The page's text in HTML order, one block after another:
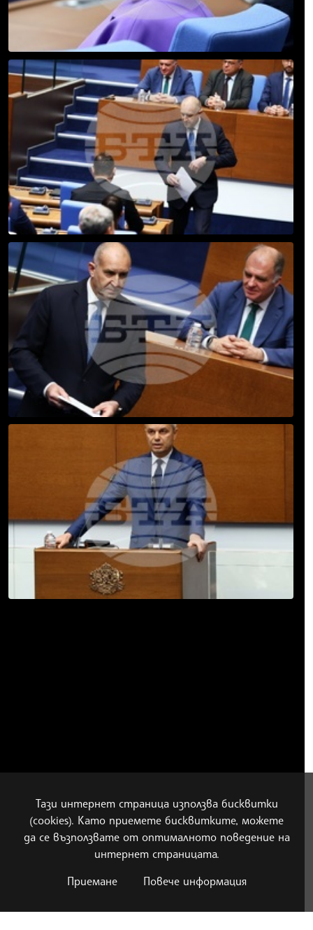
Тази интернет страница използва бисквитки
(cookies). Като приемете бисквитките, можете
да се възползвате от оптималното поведение на
интернет страницата.
Приемане
Повече информация